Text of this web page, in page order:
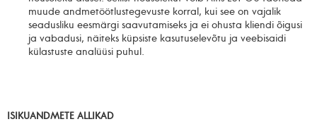
muude andmetöötlustegevuste korral, kui see on vajalik
seadusliku eesmärgi saavutamiseks ja ei ohusta kliendi õigusi
ja vabadusi, näiteks küpsiste kasutuselevõtu ja veebisaidi
külastuste analüüsi puhul.
ISIKUANDMETE ALLIKAD